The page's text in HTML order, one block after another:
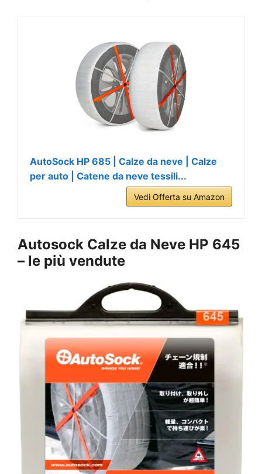
AutoSock HP 685 | Calze da neve | Calze
per auto | Catene da neve tessili...
Vedi Offerta su Amazon
Autosock Calze da Neve HP 645
– le più vendute